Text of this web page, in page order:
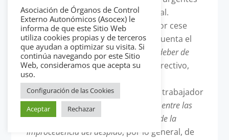
para la reforma del mercado laboral.
Del importe de la indemnización por cese
satisfecha al trabajador no se descuenta el
importe equivalente alperiodo del deber de
preaviso incumplidopor parte del directivo,
como establece el RD 1382/1985.
Indemnizaciones acordadas con el trabajador
mediante
acto de conciliación
pacto entre las
partes o mediante el reconocimiento de la
improcedencia del despido, por lo general, de
Asociación de Órganos de Control
Externo Autonómicos (Asocex) le
informa de que este Sitio Web
utiliza cookies propias y de terceros
que ayudan a optimizar su visita. Si
continúa navegando por este Sitio
Web, consideramos que acepta su
uso.
Configuración de las Cookies
Aceptar
Rechazar